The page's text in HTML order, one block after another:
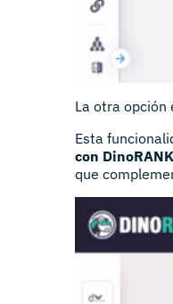
La otra opción
Esta
con
que